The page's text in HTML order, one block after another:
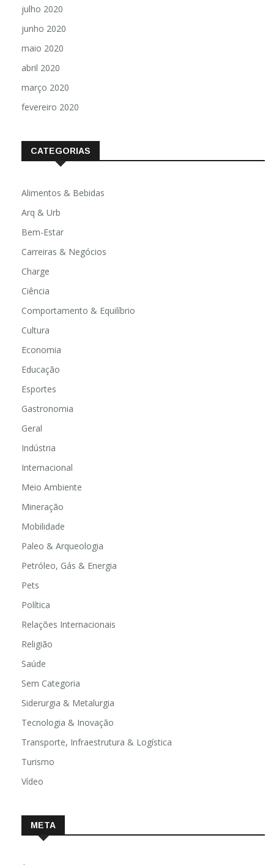
julho 2020
junho 2020
maio 2020
abril 2020
março 2020
fevereiro 2020
CATEGORIAS
Alimentos & Bebidas
Arq & Urb
Bem-Estar
Carreiras & Negócios
Charge
Ciência
Comportamento & Equilíbrio
Cultura
Economia
Educação
Esportes
Gastronomia
Geral
Indústria
Internacional
Meio Ambiente
Mineração
Mobilidade
Paleo & Arqueologia
Petróleo, Gás & Energia
Pets
Política
Relações Internacionais
Religião
Saúde
Sem Categoria
Siderurgia & Metalurgia
Tecnologia & Inovação
Transporte, Infraestrutura & Logística
Turismo
Vídeo
META